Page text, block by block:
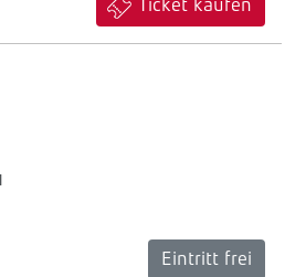
Ticket kaufen
Eintritt frei